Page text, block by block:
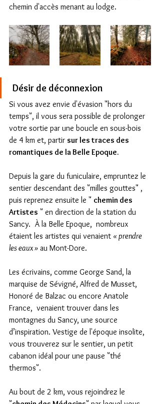
chemin d'accès menant au lodge.
Désir de déconnexion
Si vous avez envie d'évasion "hors du
temps", il vous sera possible de prolonger
votre sortie par une boucle en sous-bois
de 4 km et, partir sur les traces des
romantiques de la Belle Epoque.
Depuis la gare du funiculaire, empruntez le
sentier descendant des "milles gouttes" ,
puis reprenez ensuite le " chemin des
Artistes " en direction de la station du
Sancy.  À la Belle Epoque,  nombreux
étaient les artistes qui venaient « prendre
les eaux » au Mont-Dore.
Les écrivains, comme George Sand, la
marquise de Sévigné, Alfred de Musset,
Honoré de Balzac ou encore Anatole
France,  venaient trouver dans les
montagnes du Sancy, une source
d’inspiration. Vestige de l'époque insolite,
vous trouverez sur le sentier, un petit
cabanon idéal pour une pause "thé
thermos".
Au bout de 2 km, vous rejoindrez le